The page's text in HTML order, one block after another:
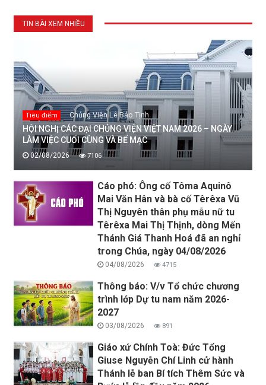
TIN BÀI XEM NHIỀU
Tiêu điểm Chủng Viện Lê Bảo Tịnh
HỘI NGHỊ CÁC ĐẠI CHỦNG VIỆN VIỆT NAM 2026 – NGÀY
LÀM VIỆC CUỐI CÙNG VÀ BẾ MẠC
02/08/2026 7106
Cáo phó: Ông cố Tôma Aquinô
Mai Văn Hân và bà cố Têrêxa Vũ
Thị Nguyên thân phụ mẫu nữ tu
Têrêxa Mai Thị Thịnh, dòng Mến
Thánh Giá Thanh Hoá đã an nghỉ
trong Chúa, ngày 04/08/2026
04/08/2026 4715
Thông báo: V/v Tổ chức chương
trình lớp Dự tu nam năm 2026-
2027
03/08/2026 891
Giáo xứ Chính Toà: Đức Tổng
Giuse Nguyễn Chí Linh cử hành
Thánh lễ ban Bí tích Thêm Sức và